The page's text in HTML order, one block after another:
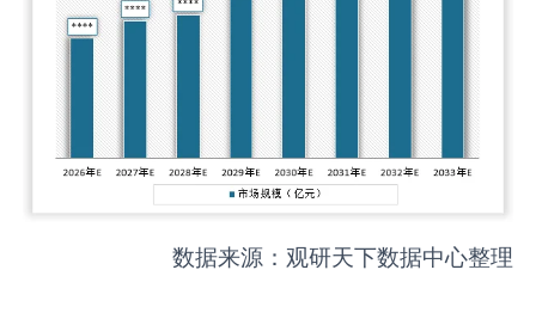
数据来源：观研天下数据中心整理